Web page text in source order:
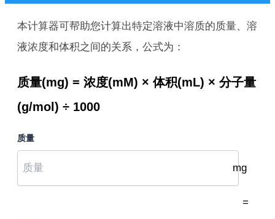
本计算器可帮助您计算出特定溶液中溶质的质量、溶
液浓度和体积之间的关系，公式为：
质量(mg) = 浓度(mM) × 体积(mL) × 分子量
(g/mol) ÷ 1000
质量
mg
=